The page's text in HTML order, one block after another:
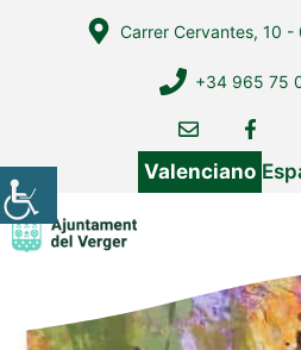
Carrer Cervantes, 10 -
+34 965 75
Valenciano